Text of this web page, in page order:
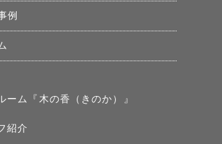
例
ーム『木の香（きのか）』
紹介